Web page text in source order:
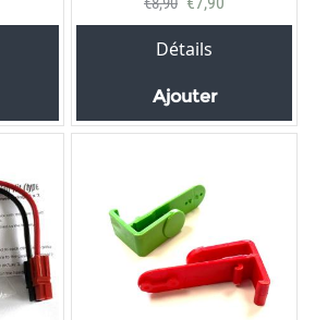
Détails
Ajouter